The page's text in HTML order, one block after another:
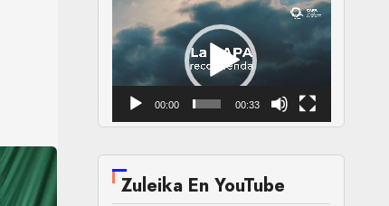
Reproductor
de
vídeo
00:00 00:33
Zuleika En YouTube